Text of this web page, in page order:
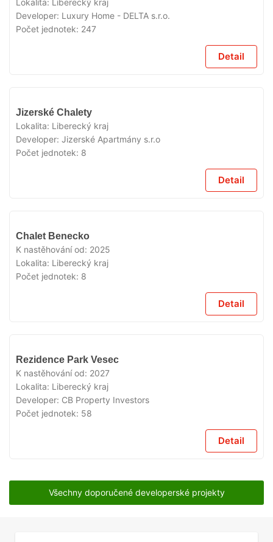
Lokalita: Liberecký kraj
Developer: Luxury Home - DELTA s.r.o.
Počet jednotek: 247
Detail
Jizerské Chalety
Lokalita: Liberecký kraj
Developer: Jizerské Apartmány s.r.o
Počet jednotek: 8
Detail
Chalet Benecko
K nastěhování od: 2025
Lokalita: Liberecký kraj
Počet jednotek: 8
Detail
Rezidence Park Vesec
K nastěhování od: 2027
Lokalita: Liberecký kraj
Developer: CB Property Investors
Počet jednotek: 58
Detail
Všechny doporučené developerské projekty